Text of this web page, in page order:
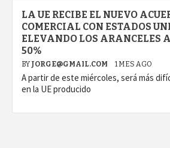
LA UE RECIBE EL NUEVO
COMERCIAL CON ESTADOS
ELEVANDO LOS ARANCELES
50%
BY JORGE@GMAIL.COM 1 MES AGO
A partir de este miércoles, será más
en la UE producido